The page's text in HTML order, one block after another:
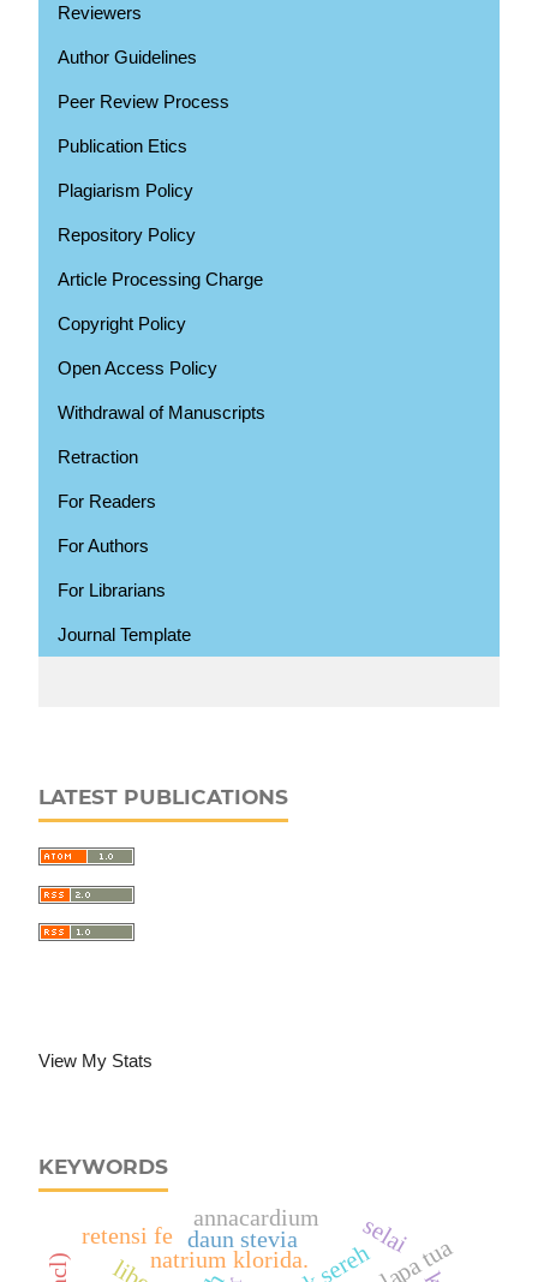
Reviewers
Author Guidelines
Peer Review Process
Publication Etics
Plagiarism Policy
Repository Policy
Article Processing Charge
Copyright Policy
Open Access Policy
Withdrawal of Manuscripts
Retraction
For Readers
For Authors
For Librarians
Journal Template
LATEST PUBLICATIONS
View My Stats
KEYWORDS
natrium klorida.
selai
daun stevia
annacardium
retensi fe